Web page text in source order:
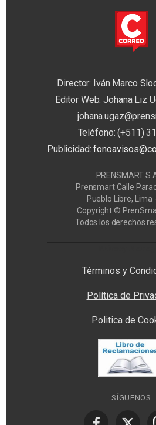
Director: Iván Marco
Editor Web: Johana Liz
Teléfono: (+511)
Publicidad:
PRENSMART
Prensmart Calle
Pueblo Libre, Lima
Copyright ©
Todos los derechos
Términos y
Política de
Politica de
SÍGUENOS